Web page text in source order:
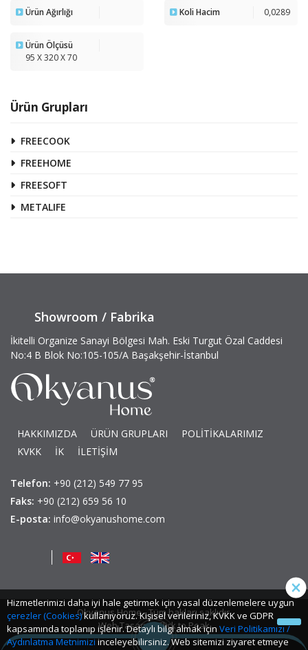
Ürün Grupları
FREECOOK
FREEHOME
FREESOFT
METALIFE
Ürün Ağırlığı Koli Hacim 0,0289
Ürün Ölçüsü
95 X 320 X 70
Showroom / Fabrika
İkitelli Organize Sanayi Bölgesi Mah. Eski Turgut Özal Caddesi
No:4 B Blok No:105-105/A Başakşehir-İstanbul
HAKKIMIZDA ÜRÜN GRUPLARI
POLİTİKALARIMIZ
KVKK
İK İLETİŞİM
Telefon: +90 (212) 549 77 95
Faks: +90 (212) 659 56 10
E-posta: info@okyanushome.com
Okyanus Home - Tüm hakları saklıdır.
Web Tasarım: Click to Peak
Hizmetlerimizi daha iyi hale getirmek için yasal düzenlemelere uygun
çerezler (Cookies)kullanıyoruz. Kişisel verileriniz, KVKK ve GDPR
kapsamında toplanıp işlenir. Detaylı bilgi almak için Veri Politikamızı /
Aydınlatma Metnimiziinceleyebilirsiniz. Web sitemizi ziyaret etmeye